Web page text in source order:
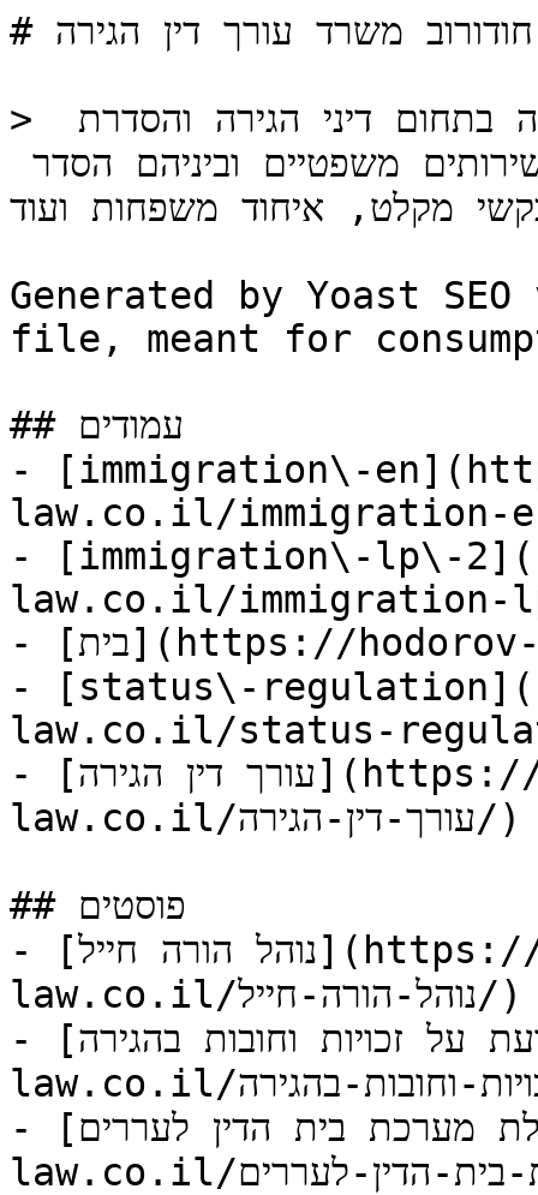
# עו"ד מתן חודורוב: מתן חודורוב משרד עורך דין הגירה
> מתן חודורוב משרד עורכי דין מתמחה בתחום דיני הגירה והסדרת
מקלט, איחוד משפחות ועוד
Generated by Yoast
file, meant for
## עמודים
- [immigration\-
law.co.il/immigration-
- [immigration\-lp\-
law.co.il/immigration-
- [בית](https://hodorov-law.co.il/)
- [status\-
law.co.il/status-
- [עורך דין הגירה](https://hodorov-
law.co.il/עורך-דין-הגירה/)
## פוסטים
- [נוהל הורה חייל](https://hodorov-
law.co.il/נוהל-הורה-חייל/)
- [מה לדעת על זכויות וחובות בהגירה?](https://hodorov-
law.co.il/מה-לדעת-על-זכויות-וחובות-בהגירה/)
- [איך פועלת מערכת בית הדין לעררים?](https://hodorov-
law.co.il/איך-פועלת-מערכת-בית-הדין-לעררים/)